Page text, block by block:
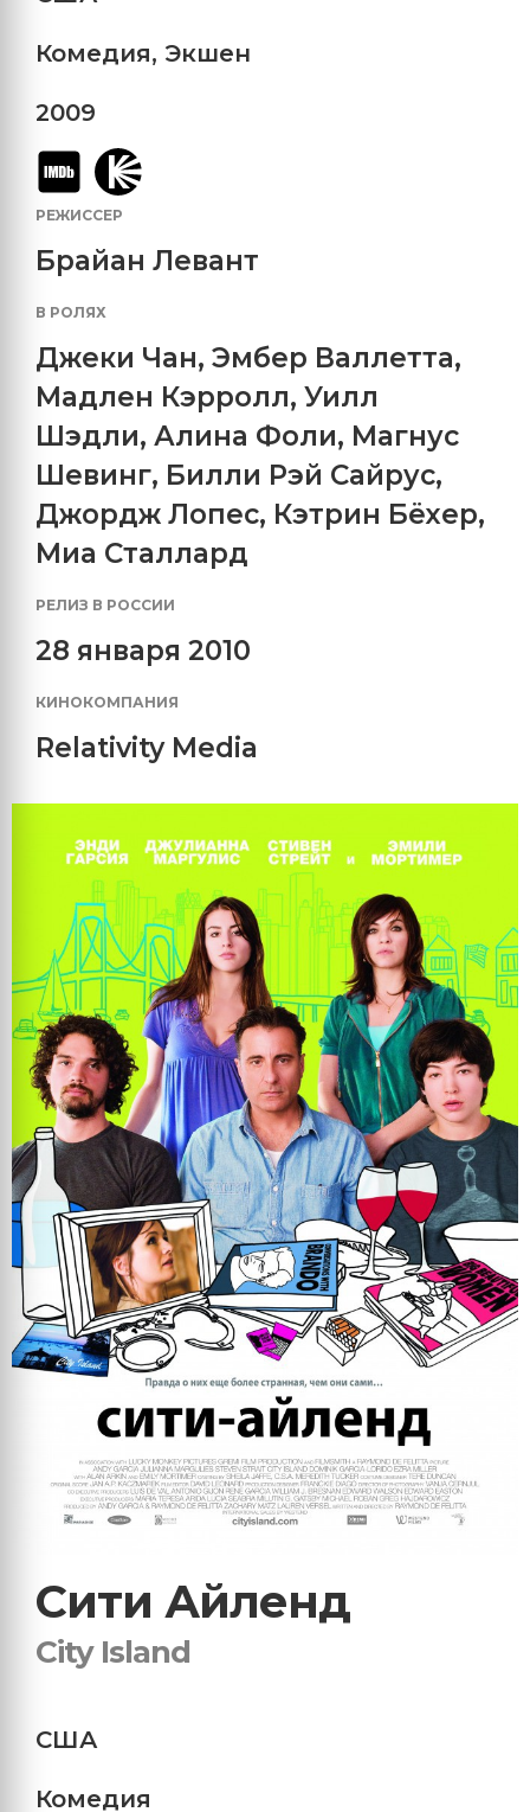
Комедия, Экшен
2009
РЕЖИССЕР
Брайан Левант
В РОЛЯХ
Джеки Чан, Эмбер Валлетта,
Мадлен Кэрролл, Уилл
Шэдли, Алина Фоли, Магнус
Шевинг, Билли Рэй Сайрус,
Джордж Лопес, Кэтрин Бёхер,
Миа Сталлард
РЕЛИЗ В РОССИИ
28 января 2010
КИНОКОМПАНИЯ
Relativity Media
Сити Айленд
City Island
США
Комедия